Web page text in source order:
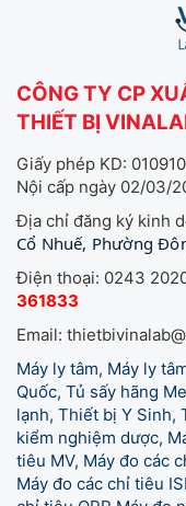
CÔNG TY CP
THIẾT BỊ
Giấy phép KD:
Nội cấp ngày 02/03/
Địa chỉ đăng ký kinh
Cổ Nhuế, Phường
Điện thoại: 0243
361833
Email:
Máy ly tâm, Máy ly
Quốc, Tủ sấy hãng
lạnh, Thiết bị Y Sinh,
kiểm nghiệm dược,
tiêu MV, Máy đo các
Máy đo các chỉ tiêu